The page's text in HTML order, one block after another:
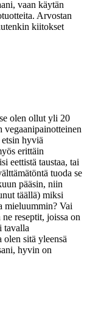
vaan käytän
Arvostan
kiitokset
olen ollut yli 20
hyviä
erittäin
eettistä taustaa, tai
tuoda se
pääsin, niin
täällä) miksi
mieluummin? Vai
reseptit, joissa on
tavalla
olen sitä yleensä
hyvin on